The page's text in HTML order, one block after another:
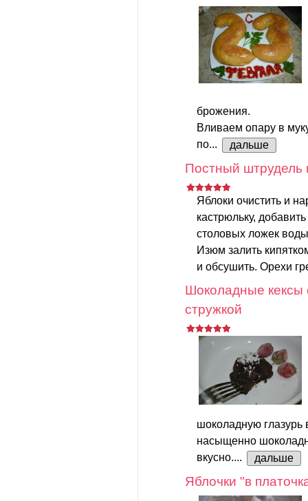
брожения.
Вливаем опару в
по...
дальше
Постный штрудель
Яблоки очистить и
кастрюльку,
столовых ложек
Изюм залить
и обсушить. Орехи
Шоколадные кексы
стружкой
шоколадную глазурь
насыщенно
вкусно....
дальше
Яблочки "в